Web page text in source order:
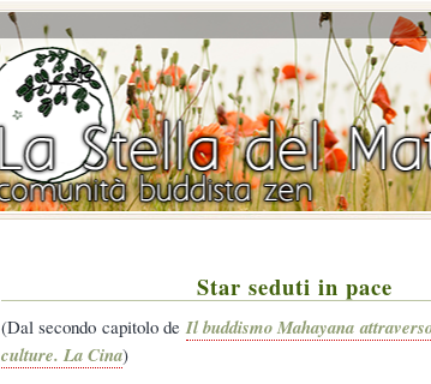
Star seduti in pace
(Dal secondo capitolo de Il buddismo Mahayana
culture. La Cina)